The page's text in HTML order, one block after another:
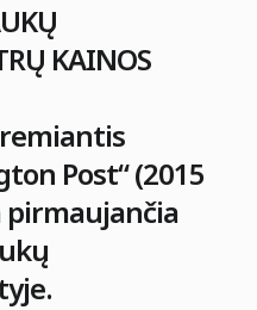
KAINOS
Post“ (2015
pirmaujančia